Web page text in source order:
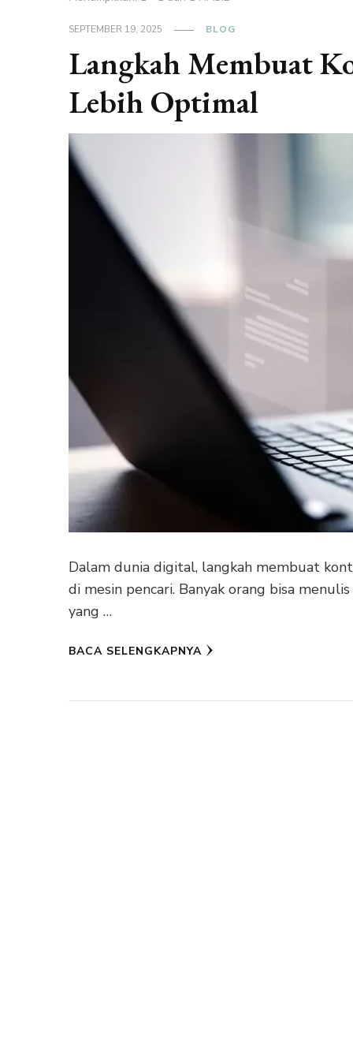
SEPTEMBER 19, 2025 BLOG
Langkah Membuat
Lebih Optimal
Dalam dunia digital, langkah membuat
di mesin pencari. Banyak orang bisa
yang …
BACA SELENGKAPNYA